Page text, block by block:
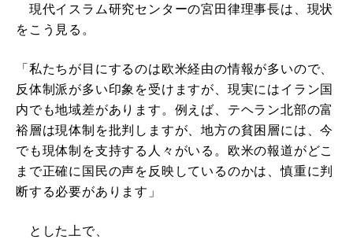
現代イスラム研究センターの宮田律理事長は、現状
をこう見る。
「私たちが目にするのは欧米経由の情報が多いので、
反体制派が多い印象を受けますが、現実にはイラン国
内でも地域差があります。例えば、テヘラン北部の富
裕層は現体制を批判しますが、地方の貧困層には、今
でも現体制を支持する人々がいる。欧米の報道がどこ
まで正確に国民の声を反映しているのかは、慎重に判
断する必要があります」
とした上で、